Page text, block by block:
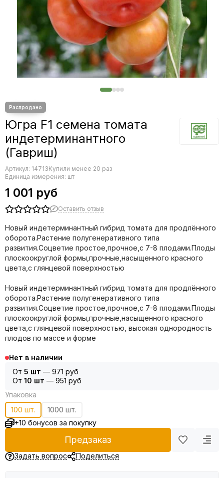
Редис
Салат
Свекла
Сельдерей
Спаржа
Земляника
Микрозелень - семена для проращивания
Фасоль
Фенхель
Югра F1 семена томата
индетерминантного
(Гавриш)
Артикул: 14713Купили менее 20 раз
Единица измерения: шт
1 001 руб
Оставить отзыв
Новый индетерминантный гибрид томата для продлённого
оборота.Растение полугенеративного типа
развития.Соцветие простое,прочное,с 7-8 плодами.Плоды
плоскоокруглой формы,прочные,насыщенного красного
цвета,с глянцевой поверхностью
Новый индетерминантный гибрид томата для продлённого
оборота.Растение полугенеративного типа
развития.Соцветие простое,прочное,с 7-8 плодами.Плоды
плоскоокруглой формы,прочные,насыщенного красного
цвета,с глянцевой поверхностью, высокая однородность
плодов по массе и форме
Нет в наличии
От 5 шт — 971 руб
От 10 шт — 951 руб
Упаковка
100 шт.
1000 шт.
+10 бонусов за покупку
Предзаказ
Задать вопрос Поделиться